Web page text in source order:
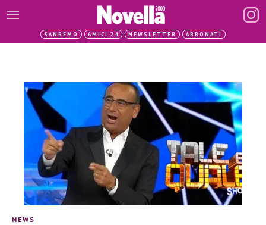
SANREMO AMICI 24 NEWSLETTER ABBONATI
NEWS